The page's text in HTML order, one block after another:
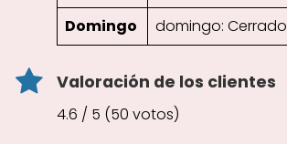
Domingo
domingo: Cerrado
Valoración de los clientes
4.6 / 5 (50 votos)